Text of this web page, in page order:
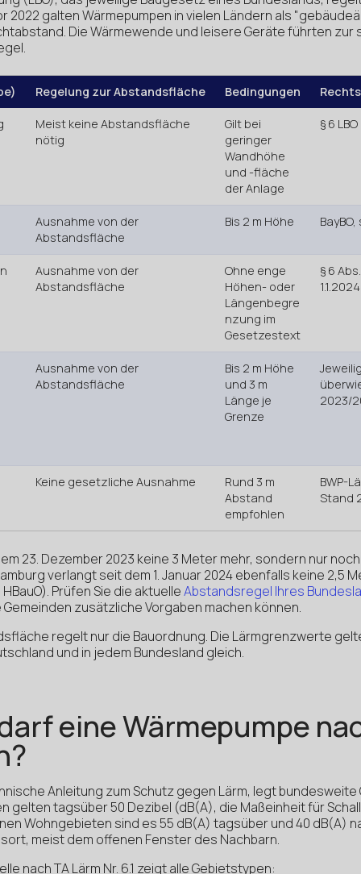
2022 galten Wärmepumpen in vielen Ländern als
Die Wärmewende und leisere Geräte führten
Regelung zur Abstandsfläche Bedingungen
Meist keine Abstandsfläche
nötig
Gilt bei
geringer
Wandhöhe
und -fläche
der Anlage
§ 6 LBO
Ausnahme von der
Abstandsfläche
Bis 2 m Höhe BayBO,
Ausnahme von der
Abstandsfläche
Ohne enge
Höhen- oder
Längenbegre
nzung im
Gesetzestext
§ 6
1.1.2024
Ausnahme von der
Abstandsfläche
Bis 2 m Höhe
und 3 m
Länge je
Grenze
2023/
Keine gesetzliche Ausnahme
Rund 3 m
Abstand
empfohlen
BWP-
Stand
23. Dezember 2023 keine 3 Meter mehr, sondern nur
verlangt seit dem 1. Januar 2024 ebenfalls keine 2,5
Prüfen Sie die aktuelleAbstandsregel Ihres
Gemeinden zusätzliche Vorgaben machen können.
regelt nur die Bauordnung. Die Lärmgrenzwerte
und in jedem Bundesland gleich.
eine Wärmepumpe
Anleitung zum Schutz gegen Lärm, legt
gelten tagsüber 50 Dezibel (dB(A), die Maßeinheit für
Wohngebieten sind es 55 dB(A) tagsüber und 40 dB(A)
meist dem offenen Fenster des Nachbarn.
nach TA Lärm Nr. 6.1 zeigt alle Gebietstypen: